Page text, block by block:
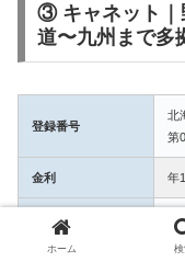
③ キャネット｜
道〜九州まで多
登録番号
北
第
金利 年
融資額 1
ホーム